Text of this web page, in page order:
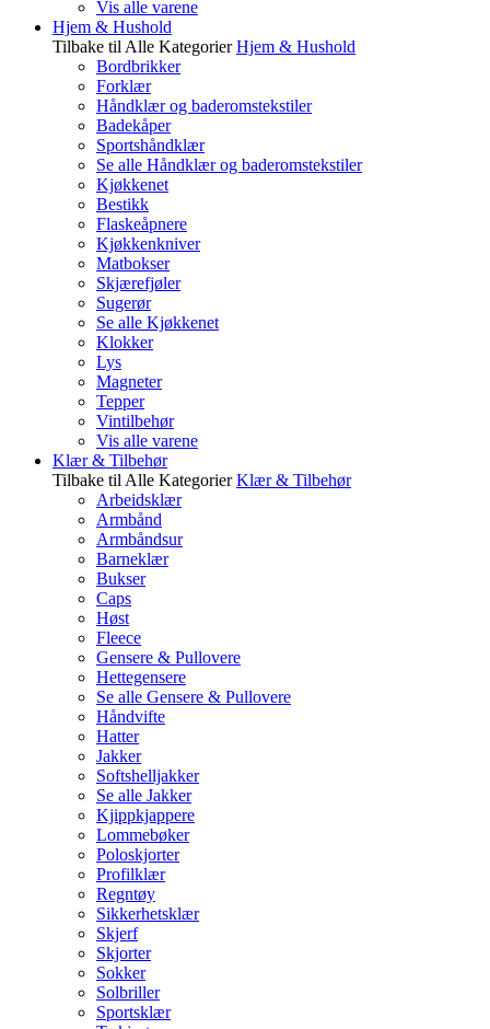
Vis alle varene
Hjem & Hushold
Tilbake til Alle Kategorier Hjem & Hushold
Bordbrikker
Forklær
Håndklær og baderomstekstiler
Badekåper
Sportshåndklær
Se alle Håndklær og baderomstekstiler
Kjøkkenet
Bestikk
Flaskeåpnere
Kjøkkenkniver
Matbokser
Skjærefjøler
Sugerør
Se alle Kjøkkenet
Klokker
Lys
Magneter
Tepper
Vintilbehør
Vis alle varene
Klær & Tilbehør
Tilbake til Alle Kategorier Klær & Tilbehør
Arbeidsklær
Armbånd
Armbåndsur
Barneklær
Bukser
Caps
Høst
Fleece
Gensere & Pullovere
Hettegensere
Se alle Gensere & Pullovere
Håndvifte
Hatter
Jakker
Softshelljakker
Se alle Jakker
Kjippkjappere
Lommebøker
Poloskjorter
Profilklær
Regntøy
Sikkerhetsklær
Skjerf
Skjorter
Sokker
Solbriller
Sportsklær